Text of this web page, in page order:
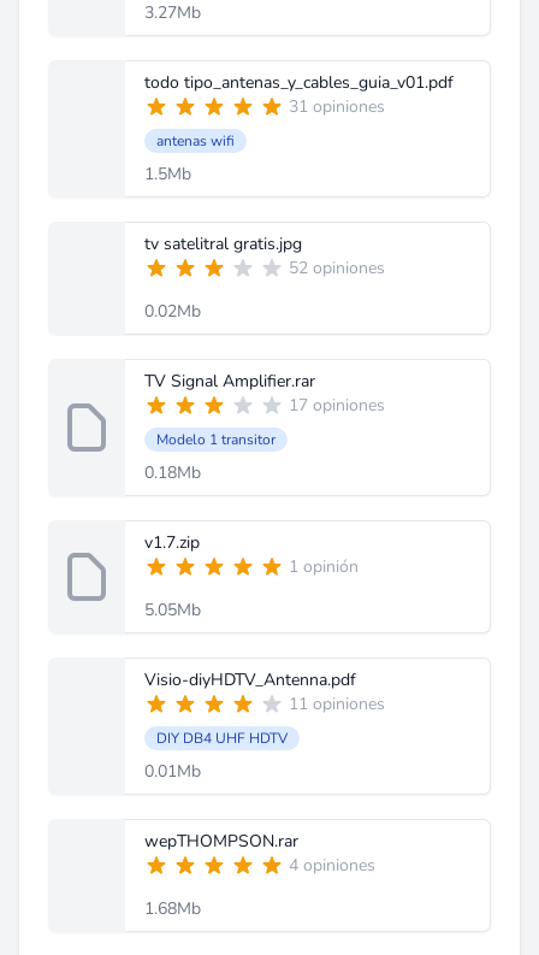
3.27Mb
todo tipo_antenas_y_cables_guia_v01.pdf
31 opiniones
antenas wifi
1.5Mb
tv satelitral gratis.jpg
52 opiniones
0.02Mb
TV Signal Amplifier.rar
17 opiniones
Modelo 1 transitor
0.18Mb
v1.7.zip
1 opinión
5.05Mb
Visio-diyHDTV_Antenna.pdf
11 opiniones
DIY DB4 UHF HDTV
0.01Mb
wepTHOMPSON.rar
4 opiniones
1.68Mb